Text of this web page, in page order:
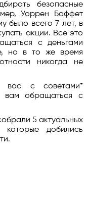
безопасные
Уоррен Баффет
было всего 7 лет, в
акции. Все это
с деньгами
но в то же время
никогда не
вас с советами*
вам обращаться с
5 актуальных
которые добились